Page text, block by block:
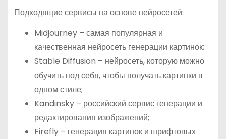
Подходящие сервисы на основе нейросетей:
Midjourney – самая популярная и
качественная нейросеть генерации картинок;
Stable Diffusion – нейросеть, которую можно
обучить под себя, чтобы получать картинки в
одном стиле;
Kandinsky – российский сервис генерации и
редактирования изображений;
Firefly – генерация картинок и шрифтовых